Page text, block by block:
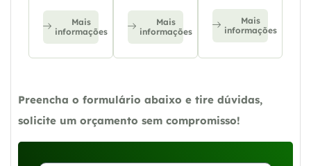
Mais
informações
Mais
informações
Mais
informações
Preencha o formulário abaixo e tire dúvidas,
solicite um orçamento sem compromisso!